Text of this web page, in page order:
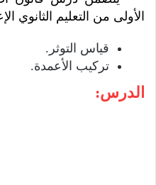
الأولى من التعليم الثانوي
قياس التوثر.
تركيب الأعمدة.
الدرس: